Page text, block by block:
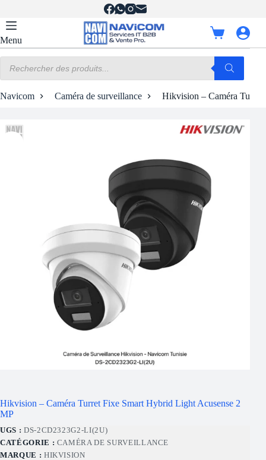
contenu
Menu
Panier
d’achat
produits
Navicom Caméra de surveillance Hikvision – Caméra
Hikvision – Caméra Turret Fixe Smart Hybrid Light Acusense 2
MP
UGS : DS-2CD2323G2-LI(2U)
CATÉGORIE : CAMÉRA DE SURVEILLANCE
MARQUE : HIKVISION